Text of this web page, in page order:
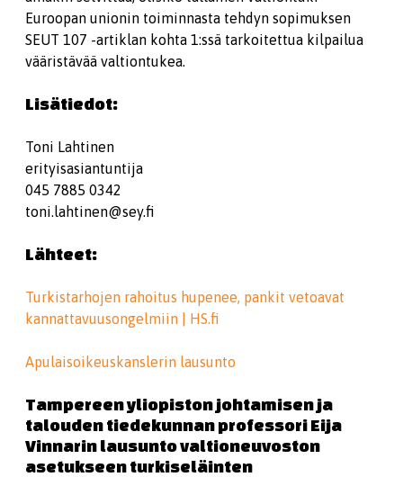
Euroopan unionin toiminnasta tehdyn sopimuksen
SEUT 107 -artiklan kohta 1:ssä tarkoitettua kilpailua
vääristävää valtiontukea.
Lisätiedot:
Toni Lahtinen
erityisasiantuntija
045 7885 0342
toni.lahtinen@sey.fi
Lähteet:
Turkistarhojen rahoitus hupenee, pankit vetoavat
kannattavuusongelmiin | HS.fi
Apulaisoikeuskanslerin lausunto
Tampereen yliopiston johtamisen ja
talouden tiedekunnan professori Eija
Vinnarin lausunto valtioneuvoston
asetukseen turkiseläinten